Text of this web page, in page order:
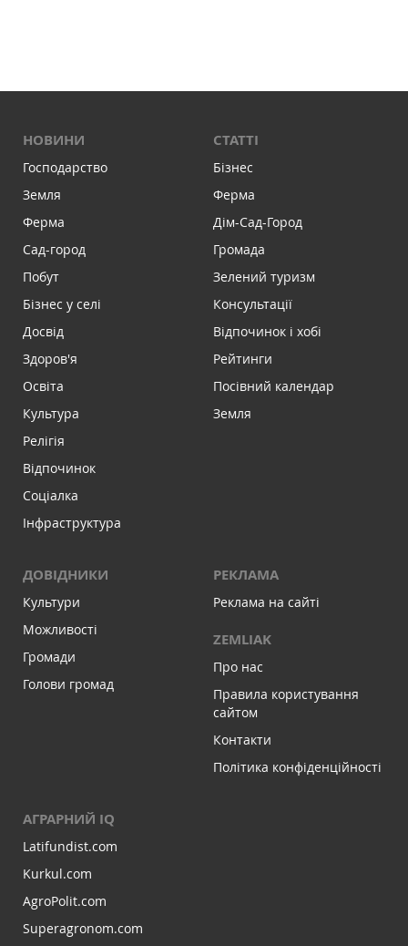
НОВИНИ
Господарство
Земля
Ферма
Сад-город
Побут
Бізнес у селі
Досвід
Здоров'я
Освіта
Культура
Релігія
Відпочинок
Соціалка
Інфраструктура
СТАТТІ
Бізнес
Ферма
Дім-Сад-Город
Громада
Зелений туризм
Консультації
Відпочинок і хобі
Рейтинги
Посівний календар
Земля
ДОВІДНИКИ
Культури
Можливості
Громади
Голови громад
РЕКЛАМА
Реклама на сайті
ZEMLIAK
Про нас
Правила користування
сайтом
Контакти
Політика конфіденційності
АГРАРНИЙ IQ
Latifundist.com
Kurkul.com
AgroPolit.com
Superagronom.com